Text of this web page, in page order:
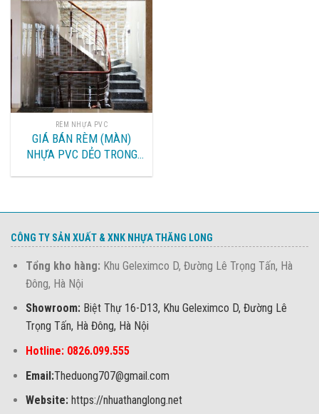
RÈM NHỰA PVC
GIÁ BÁN RÈM (MÀN)
NHỰA PVC DẺO TRONG
CÔNG TY SẢN XUẤT & XNK NHỰA THĂNG LONG
Tổng kho hàng: Khu Geleximco D, Đường Lê Trọng Tấn, Hà
Đông, Hà Nội
Showroom: Biệt Thự 16-D13, Khu Geleximco D, Đường Lê
Trọng Tấn, Hà Đông, Hà Nội
Hotline: 0826.099.555
Email:Theduong707@gmail.com
Website:https://nhuathanglong.net